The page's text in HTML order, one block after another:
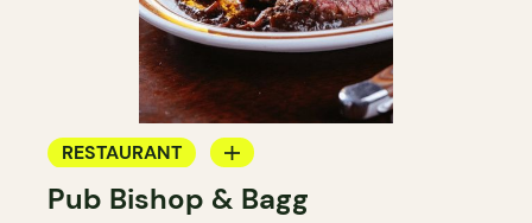
RESTAURANT
BAR
Pub Bishop & Bagg